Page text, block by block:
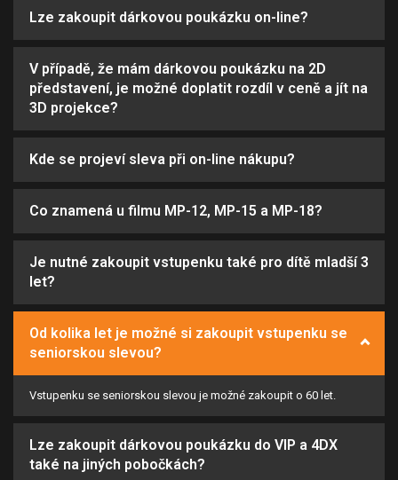
Lze zakoupit dárkovou poukázku on-line?
V případě, že mám dárkovou poukázku na 2D
představení, je možné doplatit rozdíl v ceně a jít na
3D projekce?
Kde se projeví sleva při on-line nákupu?
Co znamená u filmu MP-12, MP-15 a MP-18?
Je nutné zakoupit vstupenku také pro dítě mladší 3
let?
Od kolika let je možné si zakoupit vstupenku se
seniorskou slevou?
Vstupenku se seniorskou slevou je možné zakoupit o 60 let.
Lze zakoupit dárkovou poukázku do VIP a 4DX
také na jiných pobočkách?